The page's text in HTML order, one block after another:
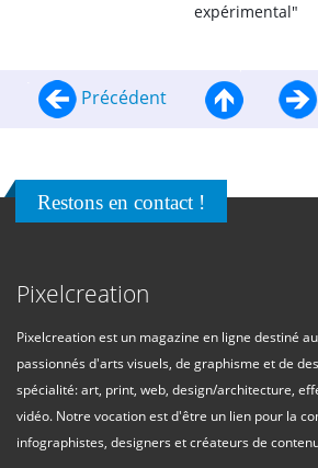
expérimental"
Précédent
Restons en contact !
Pixelcreation
Pixelcreation est un magazine en ligne destiné
passionnés d'arts visuels, de graphisme et de
spécialité: art, print, web, design/architecture,
vidéo. Notre vocation est d'être un lien pour la
infographistes, designers et créateurs de